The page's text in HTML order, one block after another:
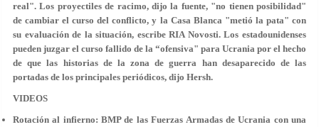
real". Los proyectiles de racimo, dijo la fuente, "no tienen posibilidad"
de cambiar el curso del conflicto, y la Casa Blanca "metió la pata" con
su evaluación de la situación, escribe RIA Novosti. Los estadounidenses
pueden juzgar el curso fallido de la “ofensiva" para Ucrania por el hecho
de que las historias de la zona de guerra han desaparecido de las
portadas de los principales periódicos, dijo Hersh.
VIDEOS
Rotación al infierno: BMP de las Fuerzas Armadas de Ucrania con una